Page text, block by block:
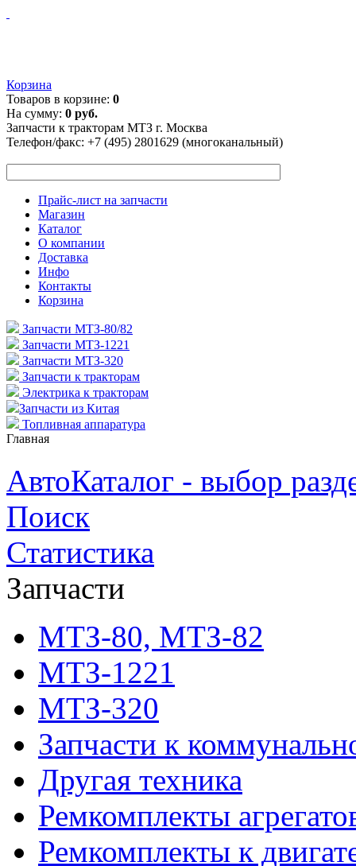
Корзина
Товаров в корзине: 0
На сумму: 0 руб.
Запчасти к тракторам МТЗ г. Москва
Телефон/факс: +7 (495) 2801629 (многоканальный)
Прайс-лист на запчасти
Магазин
Каталог
О компании
Доставка
Инфо
Контакты
Корзина
Запчасти МТЗ-80/82
Запчасти МТЗ-1221
Запчасти МТЗ-320
Запчасти к тракторам
Электрика к тракторам
Запчасти из Китая
Топливная аппаратура
Главная
АвтоКаталог - выбор
Поиск
Статистика
Запчасти
МТЗ-80, МТЗ-82
МТЗ-1221
МТЗ-320
Запчасти к
Другая техника
Ремкомплекты
Ремкомплекты к